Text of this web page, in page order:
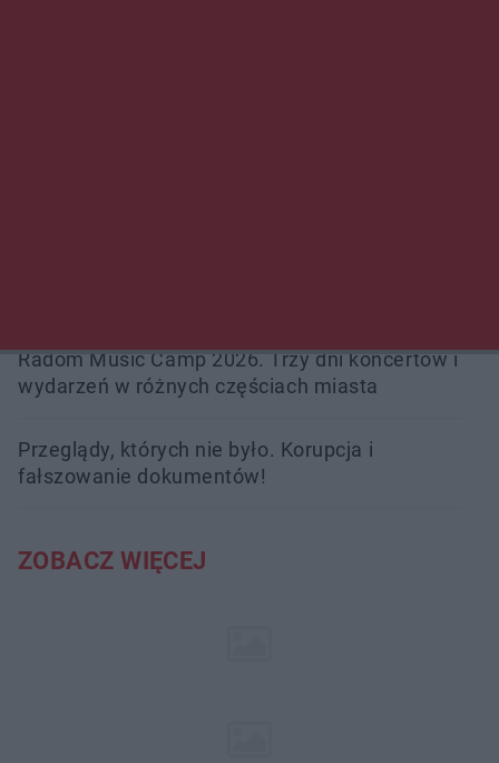
Radom Music Camp 2026. Trzy dni koncertów i
wydarzeń w różnych częściach miasta
Przeglądy, których nie było. Korupcja i
fałszowanie dokumentów!
ZOBACZ WIĘCEJ